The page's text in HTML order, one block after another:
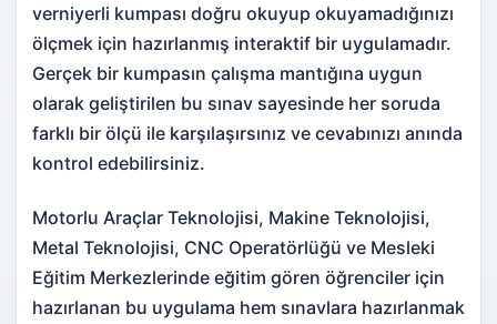
verniyerli kumpası doğru okuyup okuyamadığınızı
ölçmek için hazırlanmış interaktif bir uygulamadır.
Gerçek bir kumpasın çalışma mantığına uygun
olarak geliştirilen bu sınav sayesinde her soruda
farklı bir ölçü ile karşılaşırsınız ve cevabınızı anında
kontrol edebilirsiniz.
Motorlu Araçlar Teknolojisi, Makine Teknolojisi,
Metal Teknolojisi, CNC Operatörlüğü ve Mesleki
Eğitim Merkezlerinde eğitim gören öğrenciler için
hazırlanan bu uygulama hem sınavlara hazırlanmak